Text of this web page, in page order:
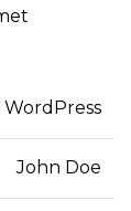
WordPress
John Doe